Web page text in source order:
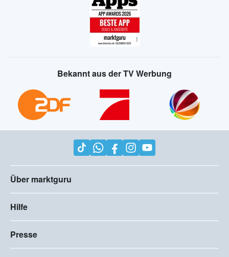
Bekannt aus der TV Werbung
Über marktguru
Hilfe
Presse